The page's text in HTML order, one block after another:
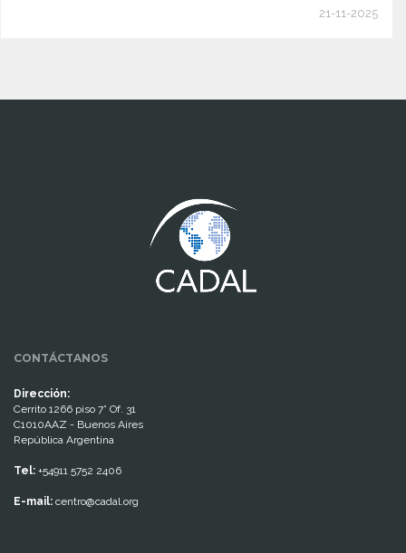
21-11-2025
CONTÁCTANOS
Dirección:
Cerrito 1266 piso 7° Of. 31
C1010AAZ - Buenos Aires
República Argentina
Tel: +54911 5752 2406
E-mail: centro@cadal.org